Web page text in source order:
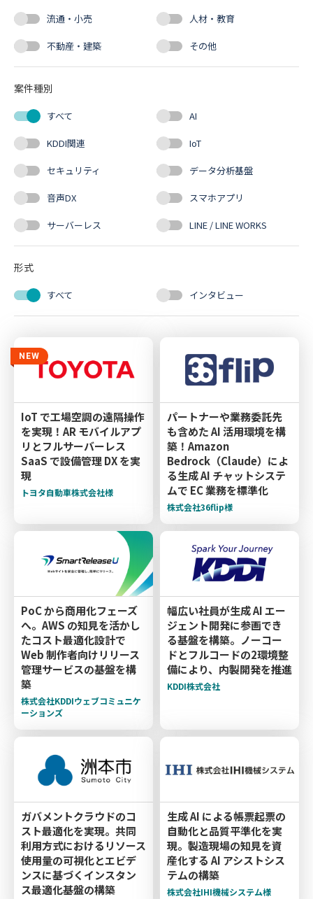
流通・小売 人材・教育
不動産・建築 その他
案件種別
すべて AI
KDDI関連 IoT
セキュリティ データ分析基盤
音声DX スマホアプリ
サーバーレス LINE / LINE WORKS
形式
すべて インタビュー
NEW
IoT で工場空調の遠隔操作
を実現！AR モバイルアプ
リとフルサーバーレス
SaaS で設備管理 DX を実
現
トヨタ自動車株式会社様
パートナーや業務委託先
も含めた AI 活用環境を構
築！Amazon
Bedrock（Claude）によ
る生成 AI チャットシステ
ムで EC 業務を標準化
株式会社36flip様
PoC から商用化フェーズ
へ。AWS の知見を活かし
たコスト最適化設計で
Web 制作者向けリリース
管理サービスの基盤を構
築
株式会社KDDIウェブコミュニケ
ーションズ
幅広い社員が生成 AI エー
ジェント開発に参画でき
る基盤を構築。ノーコー
ドとフルコードの2環境整
備により、内製開発を推進
KDDI株式会社
ガバメントクラウドのコ
スト最適化を実現。共同
利用方式におけるリソース
使用量の可視化とエビデ
ンスに基づくインスタン
ス最適化基盤の構築
生成 AI による帳票起票の
自動化と品質平準化を実
現。製造現場の知見を資
産化する AI アシストシス
テムの構築
株式会社IHI機械システム様